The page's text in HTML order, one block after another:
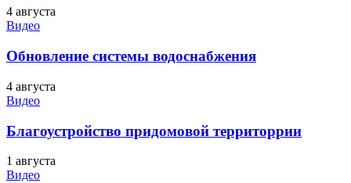
4 августа
Видео
Обновление системы водоснабжения
4 августа
Видео
Благоустройство придомовой территоррии
1 августа
Видео